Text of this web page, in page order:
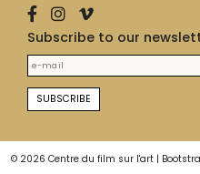
Subscribe to our
© 2026 Centre du film sur l'art |